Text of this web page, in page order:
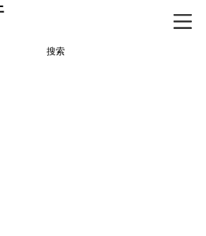
搜索